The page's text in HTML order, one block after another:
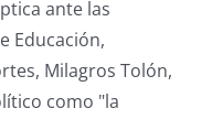
y
menos
propaganda»
frente
a
ante las
Educación,
Milagros Tolón,
como "la